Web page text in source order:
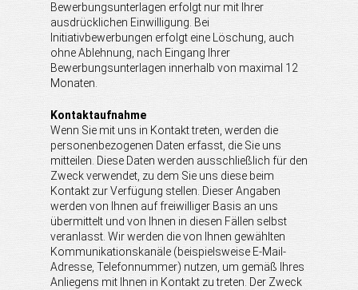
Bewerbungsunterlagen erfolgt nur mit Ihrer
ausdrücklichen Einwilligung. Bei
Initiativbewerbungen erfolgt eine Löschung, auch
ohne Ablehnung, nach Eingang Ihrer
Bewerbungsunterlagen innerhalb von maximal 12
Monaten.
Kontaktaufnahme
Wenn Sie mit uns in Kontakt treten, werden die
personenbezogenen Daten erfasst, die Sie uns
mitteilen. Diese Daten werden ausschließlich für den
Zweck verwendet, zu dem Sie uns diese beim
Kontakt zur Verfügung stellen. Dieser Angaben
werden von Ihnen auf freiwilliger Basis an uns
übermittelt und von Ihnen in diesen Fällen selbst
veranlasst. Wir werden die von Ihnen gewählten
Kommunikationskanäle (beispielsweise E-Mail-
Adresse, Telefonnummer) nutzen, um gemäß Ihres
Anliegens mit Ihnen in Kontakt zu treten. Der Zweck